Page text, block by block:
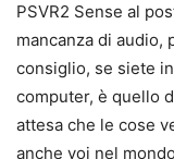
PSVR2 Sense al
mancanza di audio,
consiglio, se siete
computer, è quello
attesa che le cose
anche voi nel